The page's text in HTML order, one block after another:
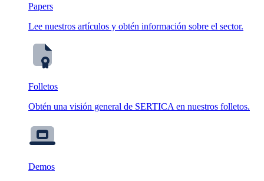
Papers
Lee nuestros artículos y obtén información sobre el sector.
Folletos
Obtén una visión general de SERTICA en nuestros folletos.
Demos